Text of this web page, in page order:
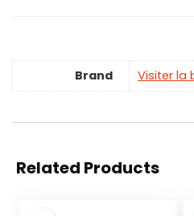
Brand Visiter la
Related Products